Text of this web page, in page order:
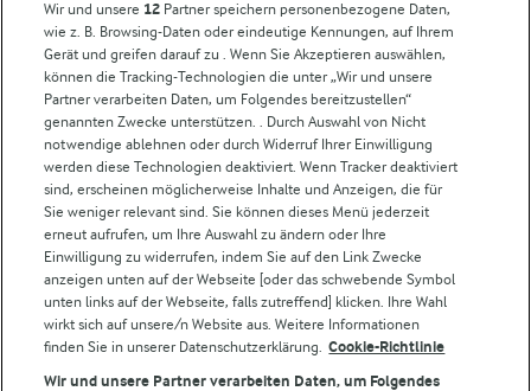
Arla in anderen Ländern
Weitere Arla Websites
Castello
Lurpak
Arla Pro
Für unsere Landwirt:innen
Folge uns!
Wir und unsere 12 Partner speichern personenbezogene Daten,
wie z. B. Browsing-Daten oder eindeutige Kennungen, auf Ihrem
Gerät und greifen darauf zu . Wenn Sie Akzeptieren auswählen,
können die Tracking-Technologien die unter „Wir und unsere
Partner verarbeiten Daten, um Folgendes bereitzustellen“
genannten Zwecke unterstützen. . Durch Auswahl von Nicht
notwendige ablehnen oder durch Widerruf Ihrer Einwilligung
werden diese Technologien deaktiviert. Wenn Tracker deaktiviert
sind, erscheinen möglicherweise Inhalte und Anzeigen, die für
Sie weniger relevant sind. Sie können dieses Menü jederzeit
erneut aufrufen, um Ihre Auswahl zu ändern oder Ihre
Einwilligung zu widerrufen, indem Sie auf den Link Zwecke
anzeigen unten auf der Webseite [oder das schwebende Symbol
unten links auf der Webseite, falls zutreffend] klicken. Ihre Wahl
wirkt sich auf unsere/n Website aus. Weitere Informationen
finden Sie in unserer Datenschutzerklärung. Cookie-Richtlinie
Wir und unsere Partner verarbeiten Daten, um Folgendes